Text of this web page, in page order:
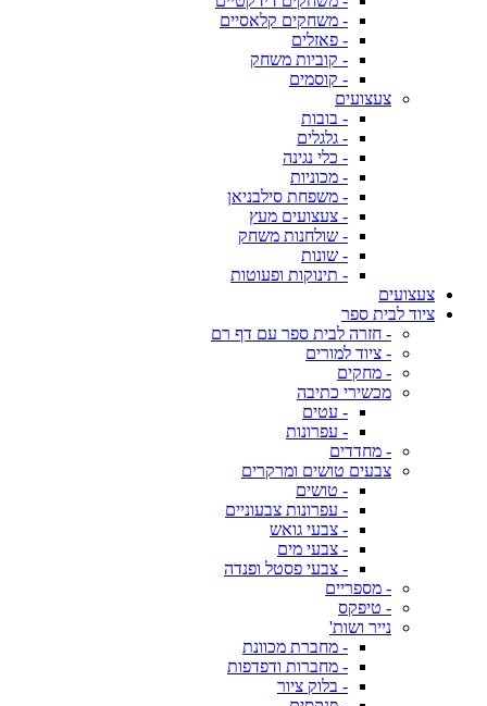
- משחקים קלאסיים
- פאזלים
- קוביות משחק
- קוסמים
צעצועים
- בובות
- גלגלים
- כלי נגינה
- מכוניות
- משפחת סילבניאן
- צעצועים מעץ
- שולחנות משחק
- שונות
- תינוקות ופעוטות
צעצועים
ציוד לבית ספר
- חזרה לבית ספר עם דף רם
- ציוד למורים
- מחקים
מכשירי כתיבה
- עטים
- עפרונות
- מחדדים
צבעים טושים ומרקרים
- טושים
- עפרונות צבעוניים
- צבעי גואש
- צבעי מים
- צבעי פסטל ופנדה
- מספריים
- טיפקס
נייר ושות'
- מחברת מכוונת
- מחברות ודפדפות
- בלוק ציור